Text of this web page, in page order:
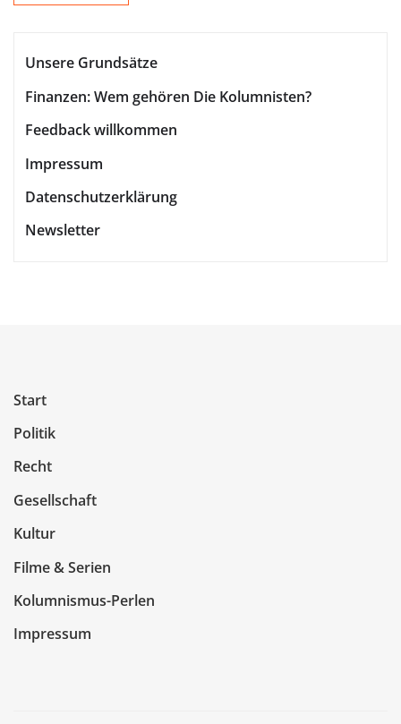
Unsere Grundsätze
Finanzen: Wem gehören Die Kolumnisten?
Feedback willkommen
Impressum
Datenschutzerklärung
Newsletter
Start
Politik
Recht
Gesellschaft
Kultur
Filme & Serien
Kolumnismus-Perlen
Impressum